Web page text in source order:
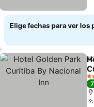
Elige fechas para ver los
3